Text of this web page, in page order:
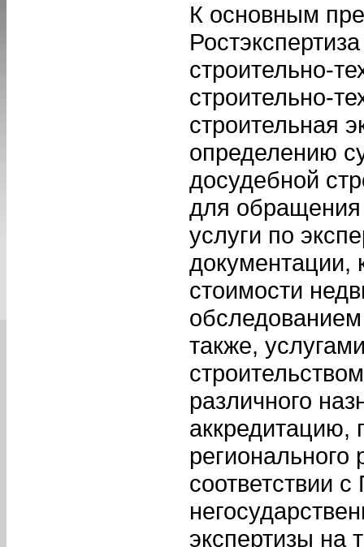
К основным
строительно-
строительно-
строительная
определению
досудебной
для обращения
услуги по
документации,
стоимости
также,
различного
аккредитацию,
регионального
соответствии
экспертизы на